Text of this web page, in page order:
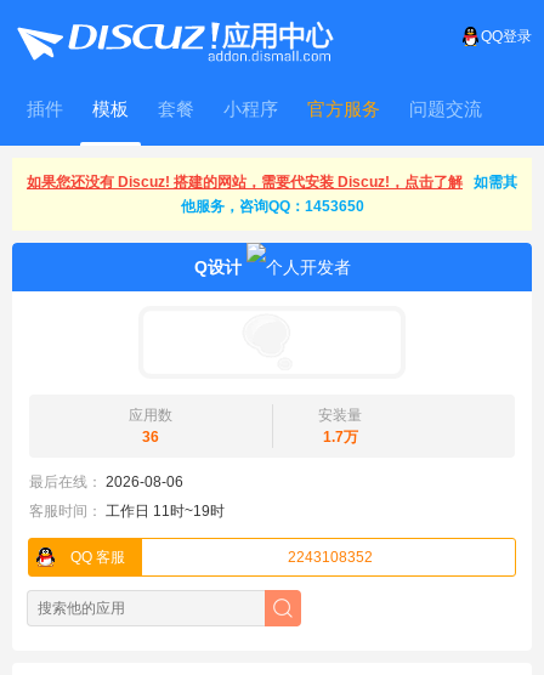
QQ登录
插件 模板 套餐 小程序 官方服务 问题交流
WitFrame
如果您还没有 Discuz! 搭建的网站，需要代安装 Discuz!，点击了解
如需其
他服务，咨询QQ：1453650
Q设计
应用数
36
安装量
1.7万
最后在线： 2026-08-06
客服时间： 工作日 11时~19时
QQ 客服 2243108352